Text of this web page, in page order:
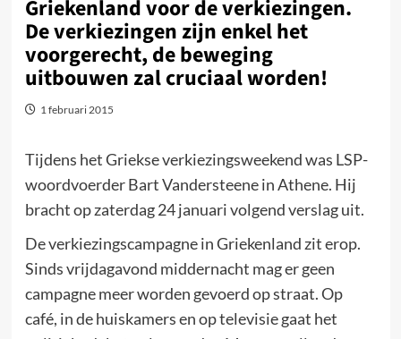
Griekenland voor de verkiezingen.
De verkiezingen zijn enkel het
voorgerecht, de beweging
uitbouwen zal cruciaal worden!
1 februari 2015
Tijdens het Griekse verkiezingsweekend was LSP-
woordvoerder Bart Vandersteene in Athene. Hij
bracht op zaterdag 24 januari volgend verslag uit.
De verkiezingscampagne in Griekenland zit erop.
Sinds vrijdagavond middernacht mag er geen
campagne meer worden gevoerd op straat. Op
café, in de huiskamers en op televisie gaat het